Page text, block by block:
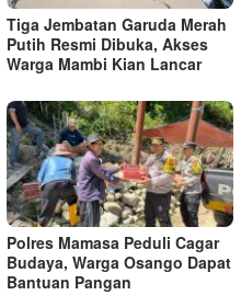
Tiga Jembatan Garuda Merah
Putih Resmi Dibuka, Akses
Warga Mambi Kian Lancar
Polres Mamasa Peduli Cagar
Budaya, Warga Osango Dapat
Bantuan Pangan